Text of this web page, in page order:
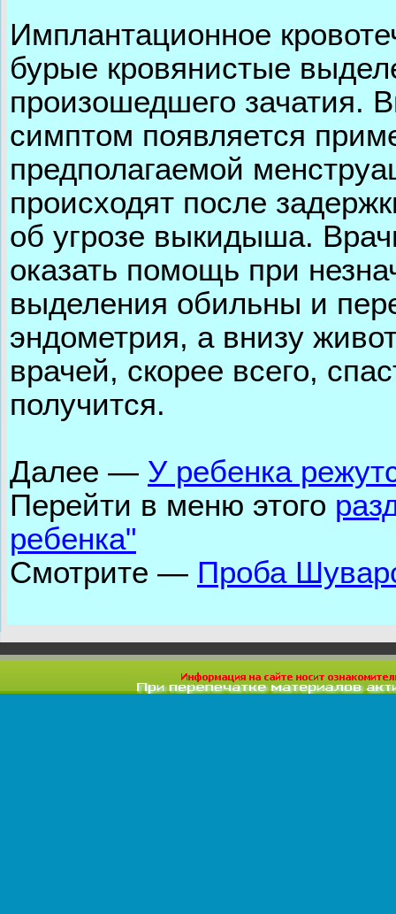
Имплантационное
бурые кровянистые
произошедшего зачатия.
симптом появляется
предполагаемой
происходят после
об угрозе выкидыша.
оказать помощь при
выделения обильны и
эндометрия, а внизу
врачей, скорее всего,
получится.
Далее — У ребенка
Перейти в меню этого
ребенка"
Смотрите — Проба